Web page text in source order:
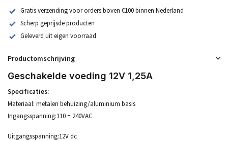
Gratis verzending voor orders boven €100 binnen Nederland
Scherp geprijsde producten
Geleverd uit eigen voorraad
Productomschrijving
Geschakelde voeding 12V 1,25A
Specificaties:
Materiaal: metalen behuizing/aluminium basis
Ingangsspanning:110 ÷ 240VAC
Uitgangsspanning:12V dc